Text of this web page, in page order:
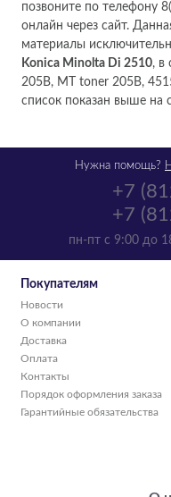
позвоните по телефону
онлайн через сайт.
материалы
Konica Minolta Di 2510, в
205B, MT toner 205B,
список показан выше на
+7
+7
пн-пт с 9:00 до
Нужна помощь?
Покупателям
Новости
О компании
Доставка
Оплата
Контакты
Порядок оформления заказа
Гарантийные обязательства